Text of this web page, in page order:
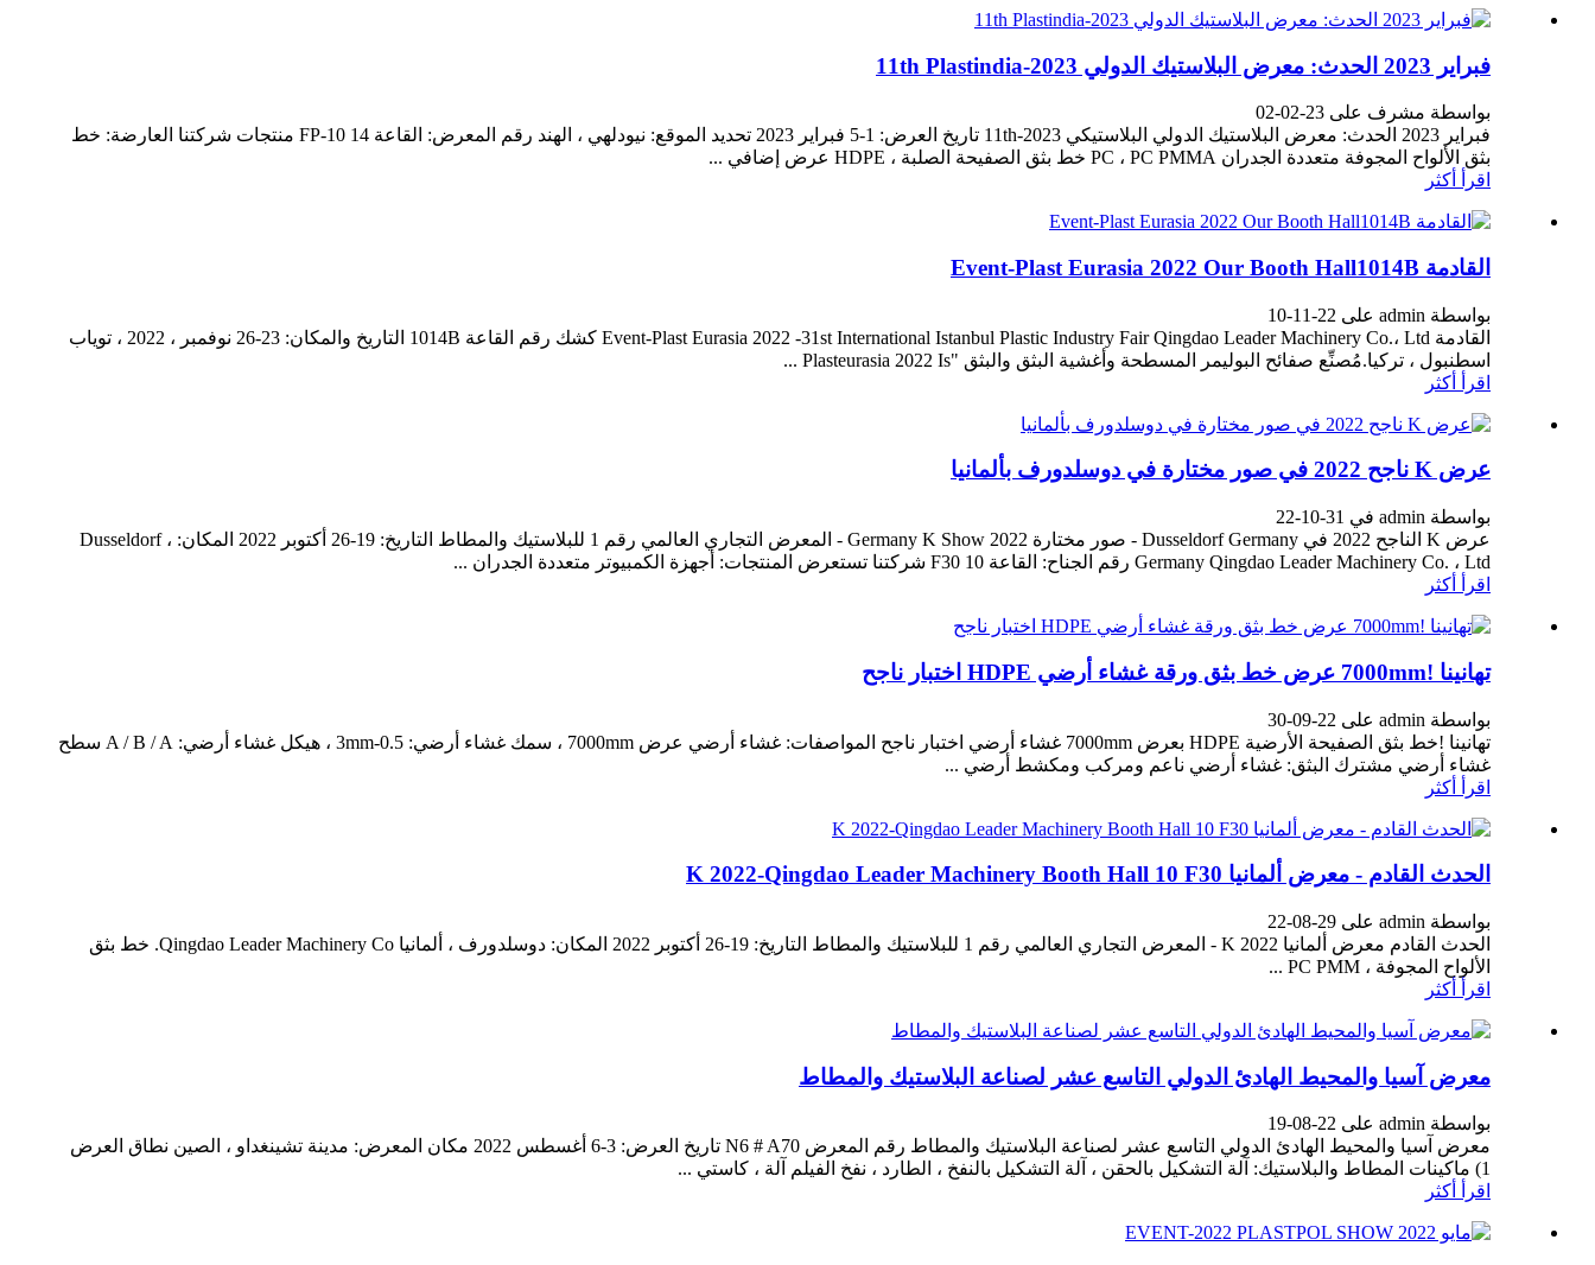
فبراير 2023 الحدث: معرض البلاستيك الدولي 2023-11th Plastindia
بواسطة مشرف على 23-02-02
فبراير 2023 الحدث: معرض البلاستيك الدولي البلاستيكي 2023-11th تاريخ العرض: 1-5 فبراير 2023 تحديد الموقع: نيودلهي ، الهند رقم المعرض: القاعة 14 FP-10 منتجات شركتنا العارضة: خط
بثق الألواح المجوفة متعددة الجدران PC ، PC PMMA خط بثق الصفيحة الصلبة ، HDPE عرض إضافي ...
اقرأ أكثر
القادمة Event-Plast Eurasia 2022 Our Booth Hall1014B
بواسطة admin على 22-11-10
القادمة Event-Plast Eurasia 2022 -31st International Istanbul Plastic Industry Fair Qingdao Leader Machinery Co.، Ltd كشك رقم القاعة 1014B التاريخ والمكان: 23-26 نوفمبر ، 2022 ، توياب
اسطنبول ، تركيا.مُصنِّع صفائح البوليمر المسطحة وأغشية البثق والبثق "Plasteurasia 2022 Is ...
اقرأ أكثر
عرض K ناجح 2022 في صور مختارة في دوسلدورف بألمانيا
بواسطة admin في 31-10-22
عرض K الناجح 2022 في Dusseldorf Germany - صور مختارة Germany K Show 2022 - المعرض التجاري العالمي رقم 1 للبلاستيك والمطاط التاريخ: 19-26 أكتوبر 2022 المكان: Dusseldorf ،
Germany Qingdao Leader Machinery Co. ، Ltd رقم الجناح: القاعة 10 F30 شركتنا تستعرض المنتجات: أجهزة الكمبيوتر متعددة الجدران ...
اقرأ أكثر
تهانينا !7000mm عرض خط بثق ورقة غشاء أرضي HDPE اختبار ناجح
بواسطة admin على 22-09-30
تهانينا !خط بثق الصفيحة الأرضية HDPE بعرض 7000mm غشاء أرضي اختبار ناجح المواصفات: غشاء أرضي عرض 7000mm ، سمك غشاء أرضي: 0.5-3mm ، هيكل غشاء أرضي: A / B / A سطح
غشاء أرضي مشترك البثق: غشاء أرضي ناعم ومركب ومكشط أرضي ...
اقرأ أكثر
الحدث القادم - معرض ألمانيا K 2022-Qingdao Leader Machinery Booth Hall 10 F30
بواسطة admin على 29-08-22
الحدث القادم معرض ألمانيا K 2022 - المعرض التجاري العالمي رقم 1 للبلاستيك والمطاط التاريخ: 19-26 أكتوبر 2022 المكان: دوسلدورف ، ألمانيا Qingdao Leader Machinery Co. خط بثق
الألواح المجوفة ، PC PMM ...
اقرأ أكثر
معرض آسيا والمحيط الهادئ الدولي التاسع عشر لصناعة البلاستيك والمطاط
بواسطة admin على 22-08-19
معرض آسيا والمحيط الهادئ الدولي التاسع عشر لصناعة البلاستيك والمطاط رقم المعرض N6 # A70 تاريخ العرض: 3-6 أغسطس 2022 مكان المعرض: مدينة تشينغداو ، الصين نطاق العرض
1) ماكينات المطاط والبلاستيك: آلة التشكيل بالحقن ، آلة التشكيل بالنفخ ، الطارد ، نفخ الفيلم آلة ، كاستي ...
اقرأ أكثر